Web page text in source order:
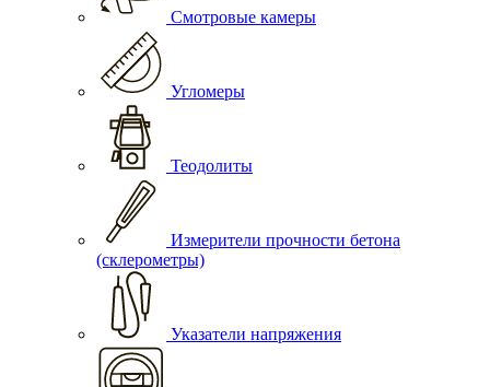
Смотровые камеры
Угломеры
Теодолиты
Измерители прочности бетона
(склерометры)
Указатели напряжения